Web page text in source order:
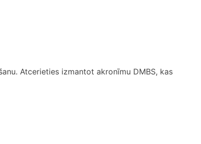
Atcerieties izmantot akronīmu DMBS, kas